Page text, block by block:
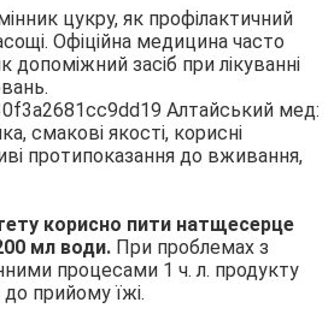
цукру, як профілактичний
Офіційна медицина часто
засіб при лікуванні
корисно пити натщесерце
мл води. При проблемах з
процесами 1 ч. л. продукту
до прийому їжі.